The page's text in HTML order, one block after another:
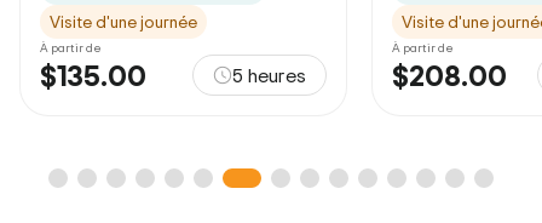
Visite d'une journée
À partir de
$135.00 5 heures
Visite d'une
À partir de
$208.00